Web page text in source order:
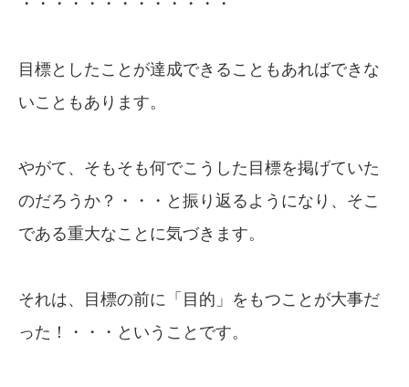
目標としたことが達成できることもあればできな
いこともあります。
やがて、そもそも何でこうした目標を掲げていた
のだろうか？・・・と振り返るようになり、そこ
である重大なことに気づきます。
それは、目標の前に「目的」をもつことが大事だ
った！・・・ということです。